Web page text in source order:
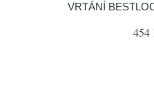
VRTÁNÍ
454